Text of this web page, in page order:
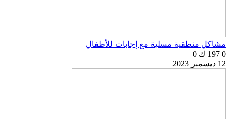
مشاكل منطقية مسلية مع إجابات للأطفال
0 197 ك
0
12 ديسمبر 2023